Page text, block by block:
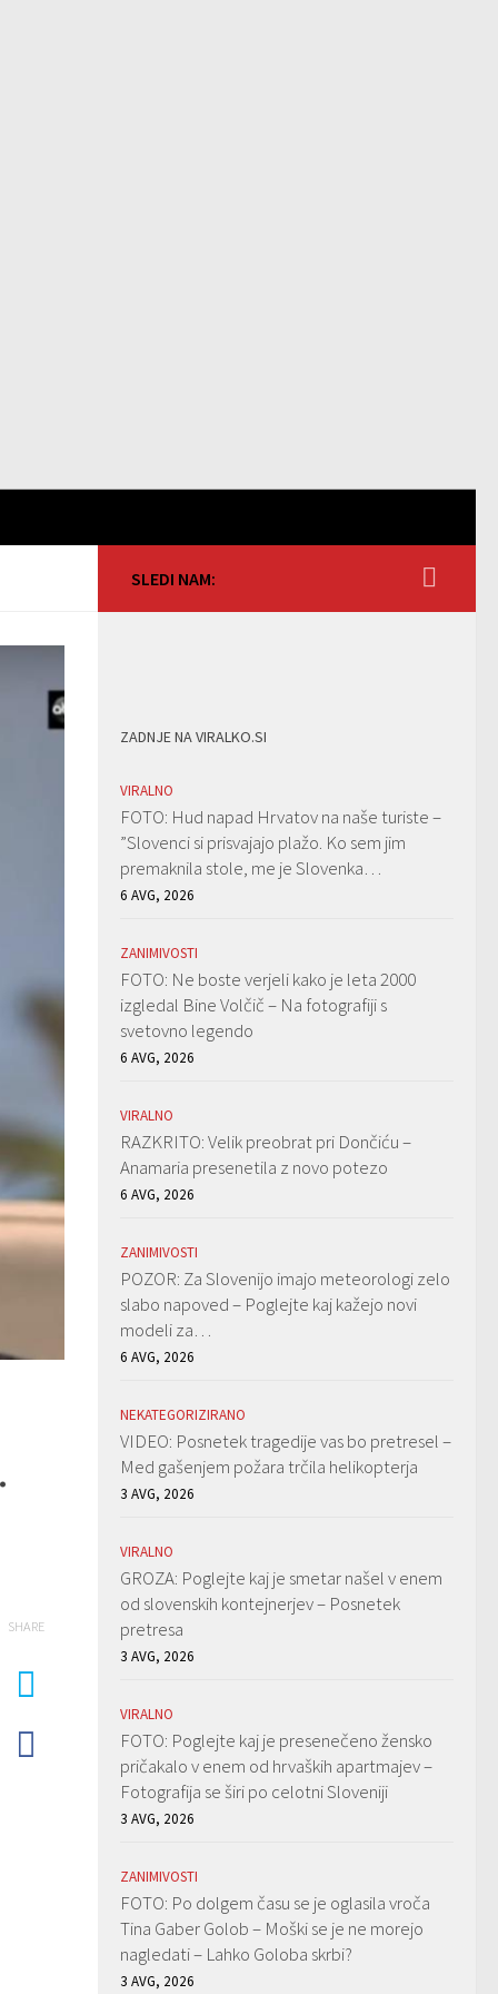
SHARE
SLEDI NAM:
ZADNJE NA VIRALKO.SI
VIRALNO
FOTO: Hud napad Hrvatov na naše turiste –
”Slovenci si prisvajajo plažo. Ko sem jim
premaknila stole, me je Slovenka…
6 AVG, 2026
ZANIMIVOSTI
FOTO: Ne boste verjeli kako je leta 2000
izgledal Bine Volčič – Na fotografiji s
svetovno legendo
6 AVG, 2026
VIRALNO
RAZKRITO: Velik preobrat pri Dončiću –
Anamaria presenetila z novo potezo
6 AVG, 2026
ZANIMIVOSTI
POZOR: Za Slovenijo imajo meteorologi zelo
slabo napoved – Poglejte kaj kažejo novi
modeli za…
6 AVG, 2026
NEKATEGORIZIRANO
VIDEO: Posnetek tragedije vas bo pretresel –
Med gašenjem požara trčila helikopterja
3 AVG, 2026
VIRALNO
GROZA: Poglejte kaj je smetar našel v enem
od slovenskih kontejnerjev – Posnetek
pretresa
3 AVG, 2026
VIRALNO
FOTO: Poglejte kaj je presenečeno žensko
pričakalo v enem od hrvaških apartmajev –
Fotografija se širi po celotni Sloveniji
3 AVG, 2026
ZANIMIVOSTI
FOTO: Po dolgem času se je oglasila vroča
Tina Gaber Golob – Moški se je ne morejo
nagledati – Lahko Goloba skrbi?
3 AVG, 2026